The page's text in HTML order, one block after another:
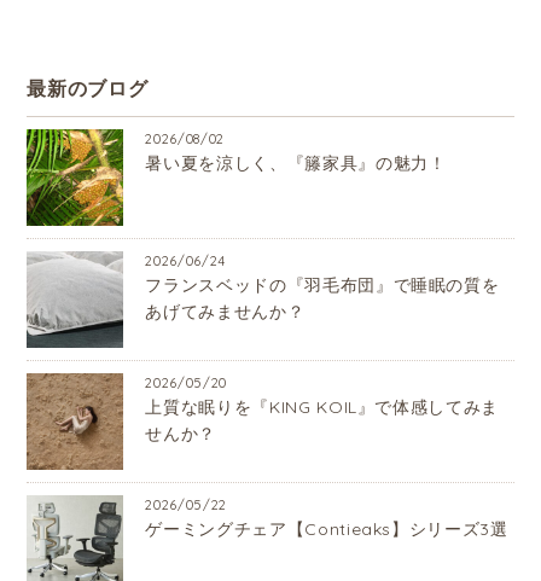
最新のブログ
2026/08/02
暑い夏を涼しく、『籐家具』の魅力！
2026/06/24
フランスベッドの『羽毛布団』で睡眠の質を
あげてみませんか？
2026/05/20
上質な眠りを『KING KOIL』で体感してみま
せんか？
2026/05/22
ゲーミングチェア【Contieaks】シリーズ3選